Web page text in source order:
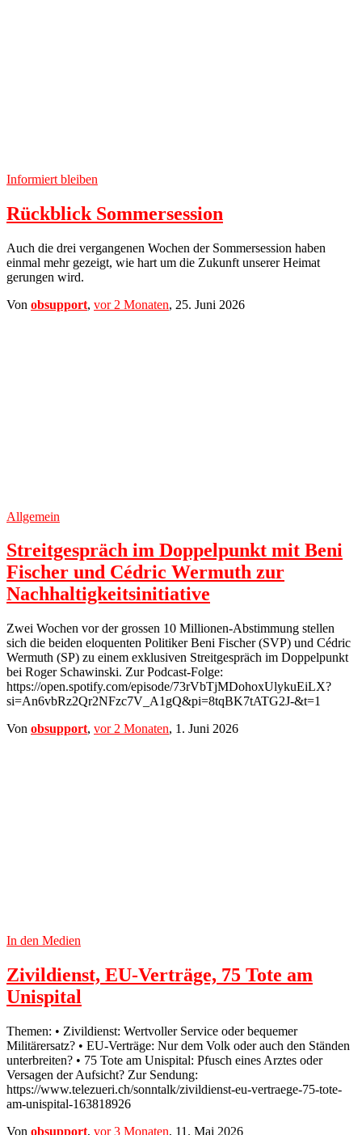
Informiert bleiben
Rückblick Sommersession
Auch die drei vergangenen Wochen der Sommersession haben
einmal mehr gezeigt, wie hart um die Zukunft unserer Heimat
gerungen wird.
Von obsupport, vor 2 Monaten, 25. Juni 2026
Allgemein
Streitgespräch im Doppelpunkt mit Beni
Fischer und Cédric Wermuth zur
Nachhaltigkeitsinitiative
Zwei Wochen vor der grossen 10 Millionen-Abstimmung stellen
sich die beiden eloquenten Politiker Beni Fischer (SVP) und Cédric
Wermuth (SP) zu einem exklusiven Streitgespräch im Doppelpunkt
bei Roger Schawinski. Zur Podcast-Folge:
https://open.spotify.com/episode/73rVbTjMDohoxUlykuEiLX?
si=An6vbRz2Qr2NFzc7V_A1gQ&pi=8tqBK7tATG2J-&t=1
Von obsupport, vor 2 Monaten, 1. Juni 2026
In den Medien
Zivildienst, EU-Verträge, 75 Tote am
Unispital
Themen: • Zivildienst: Wertvoller Service oder bequemer
Militärersatz? • EU-Verträge: Nur dem Volk oder auch den Ständen
unterbreiten? • 75 Tote am Unispital: Pfusch eines Arztes oder
Versagen der Aufsicht? Zur Sendung:
https://www.telezueri.ch/sonntalk/zivildienst-eu-vertraege-75-tote-
am-unispital-163818926
Von obsupport, vor3 Monaten, 11. Mai 2026